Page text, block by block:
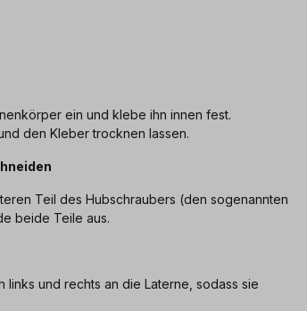
ein und klebe ihn innen fest.
den Kleber trocknen lassen.
Teil des Hubschraubers (den sogenannten
beide Teile aus.
und rechts an die Laterne, sodass sie